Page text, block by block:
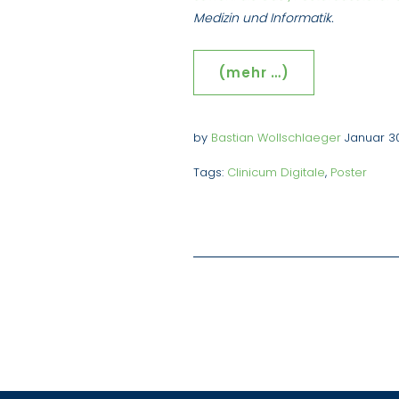
Medizin und Informatik.
(mehr …)
by Bastian Wollschlaeger Januar
Tags: Clinicum Digitale, Poster